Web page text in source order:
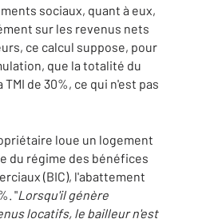
sociaux, quant à eux,
sur les revenus nets
ce calcul suppose, pour
que la totalité du
de 30%, ce qui n'est pas
loue un logement
du régime des bénéfices
(BIC), l'abattement
"Lorsqu'il génère
locatifs, le bailleur n'est